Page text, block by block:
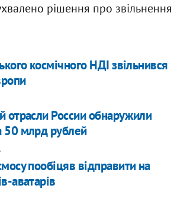
рішення про звільнення
космічного НДІ звільнився
отрасли России обнаружили
50 млрд рублей
пообіцяв відправити на
аватарів